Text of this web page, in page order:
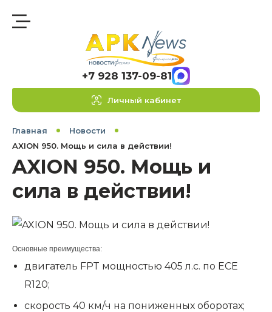
+7 928 137-09-81
Личный кабинет
Главная
Новости
AXION 950. Мощь и сила в действии!
AXION 950. Мощь и
сила в действии!
Основные преимущества:
двигатель FPT мощностью 405 л.с. по ECE
R120;
скорость 40 км/ч на пониженных оборотах;